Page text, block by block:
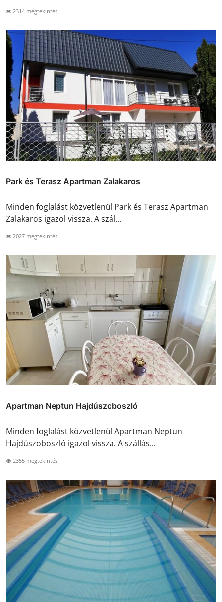
2314 megtekintés
Park és Terasz Apartman Zalakaros
Minden foglalást közvetlenül Park és Terasz Apartman
Zalakaros igazol vissza. A szál...
2027 megtekintés
Apartman Neptun Hajdúszoboszló
Minden foglalást közvetlenül Apartman Neptun
Hajdúszoboszló igazol vissza. A szállás...
2355 megtekintés